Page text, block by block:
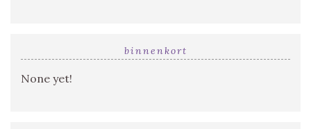
binnenkort
None yet!